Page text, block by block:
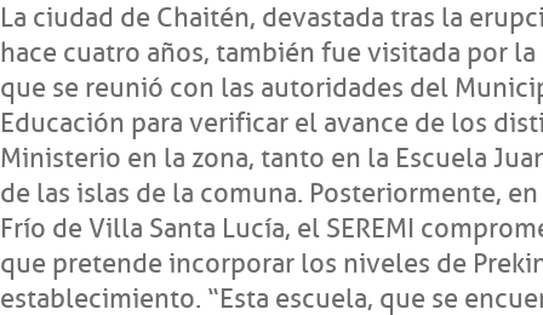
La ciudad de Chaitén, devastada tras la
hace cuatro años, también fue visitada por
que se reunió con las autoridades del
Educación para verificar el avance de los
Ministerio en la zona, tanto en la Escuela
de las islas de la comuna. Posteriormente,
Frío de Villa Santa Lucía, el SEREMI
que pretende incorporar los niveles de
establecimiento. “Esta escuela, que se